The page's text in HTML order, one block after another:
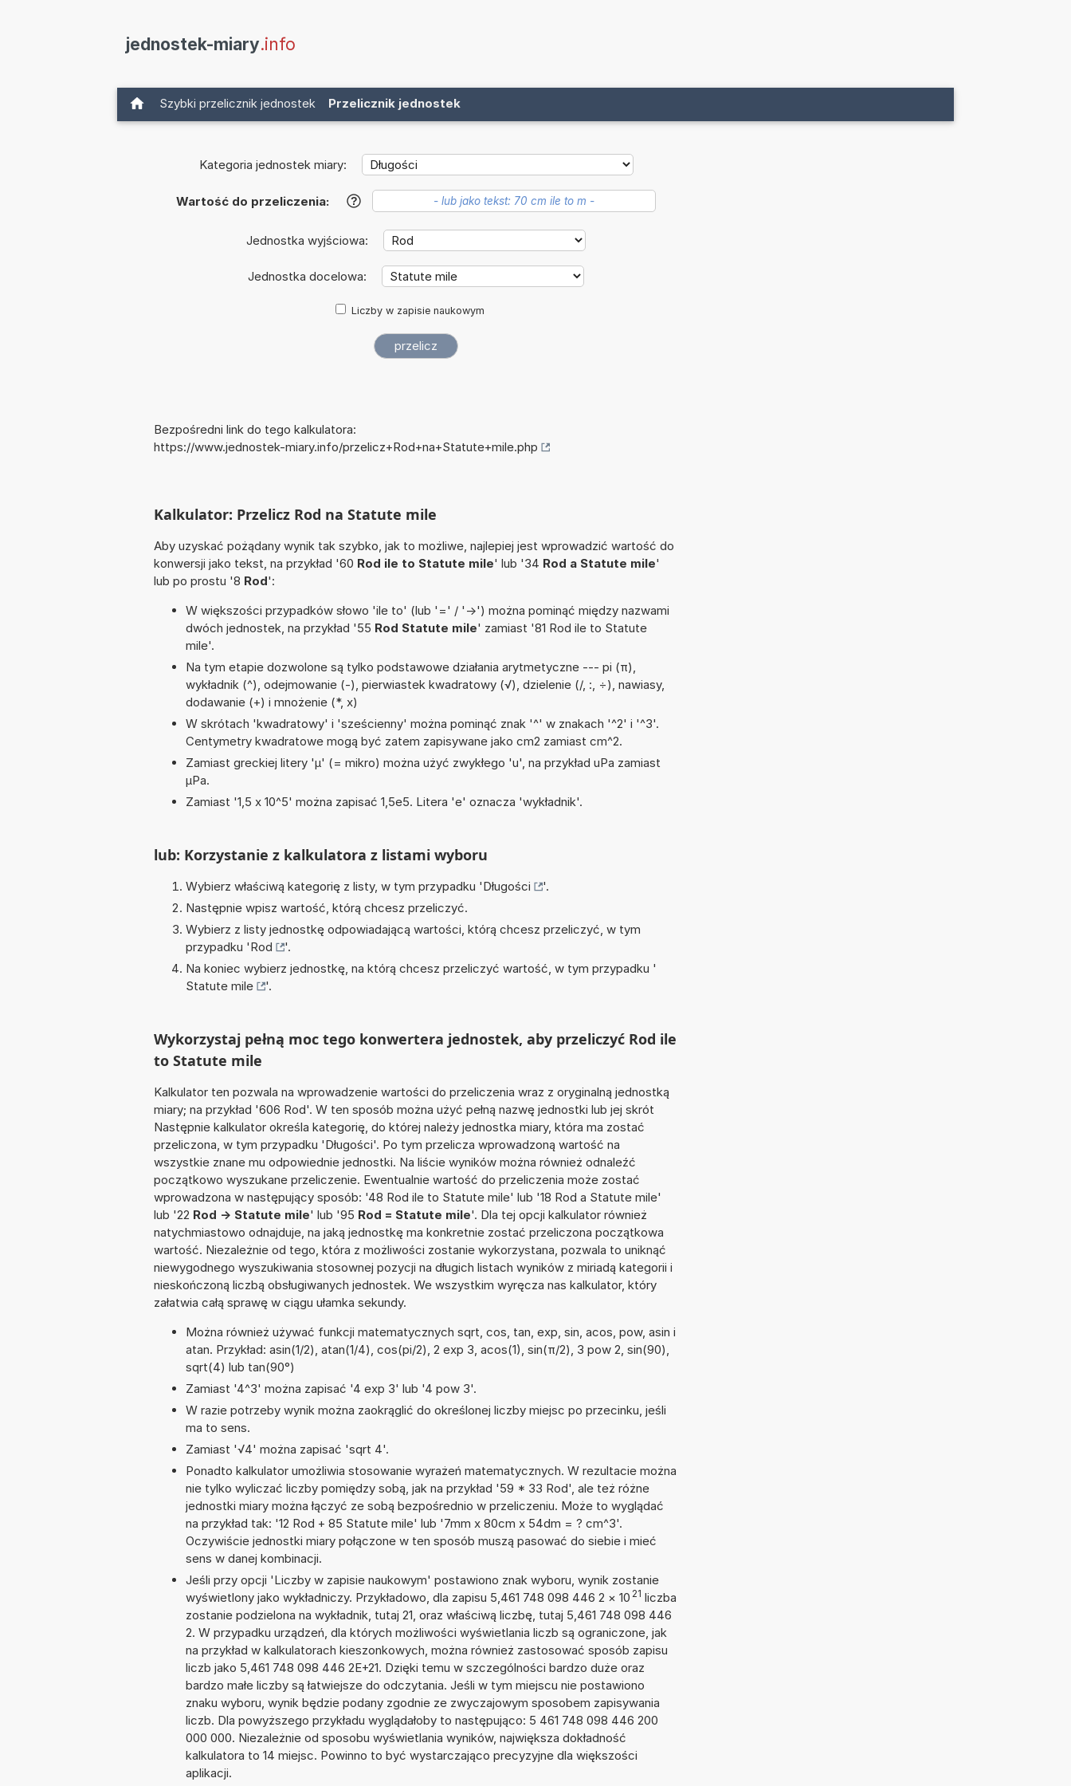
jednostek-miary.info
Szybki przelicznik jednostek Przelicznik jednostek
Kategoria jednostek miary:
Wartość do przeliczenia: ?
Jednostka wyjściowa:
Jednostka docelowa:
Liczby w zapisie naukowym
Bezpośredni link do tego kalkulatora:
https://www.jednostek-miary.info/przelicz+Rod+na+Statute+mile.php
Kalkulator: Przelicz Rod na Statute mile
Aby uzyskać pożądany wynik tak szybko, jak to możliwe, najlepiej jest wprowadzić wartość do
konwersji jako tekst, na przykład '60 Rod ile to Statute mile' lub '34 Rod a Statute mile'
lub po prostu '8 Rod':
W większości przypadków słowo 'ile to' (lub '=' / '->') można pominąć między nazwami
dwóch jednostek, na przykład '55 Rod Statute mile' zamiast '81 Rod ile to Statute
mile'.
Na tym etapie dozwolone są tylko podstawowe działania arytmetyczne --- pi (π),
wykładnik (^), odejmowanie (-), pierwiastek kwadratowy (√), dzielenie (/, :, ÷), nawiasy,
dodawanie (+) i mnożenie (*, x)
W skrótach 'kwadratowy' i 'sześcienny' można pominąć znak '^' w znakach '^2' i '^3'.
Centymetry kwadratowe mogą być zatem zapisywane jako cm2 zamiast cm^2.
Zamiast greckiej litery 'µ' (= mikro) można użyć zwykłego 'u', na przykład uPa zamiast
µPa.
Zamiast '1,5 x 10^5' można zapisać 1,5e5. Litera 'e' oznacza 'wykładnik'.
lub: Korzystanie z kalkulatora z listami wyboru
Wybierz właściwą kategorię z listy, w tym przypadku 'Długości
'.
Następnie wpisz wartość, którą chcesz przeliczyć.
Wybierz z listy jednostkę odpowiadającą wartości, którą chcesz przeliczyć, w tym
przypadku 'Rod
'.
Na koniec wybierz jednostkę, na którą chcesz przeliczyć wartość, w tym przypadku '
Statute mile
'.
Wykorzystaj pełną moc tego konwertera jednostek, aby przeliczyć Rod ile
to Statute mile
Kalkulator ten pozwala na wprowadzenie wartości do przeliczenia wraz z oryginalną jednostką
miary; na przykład '606 Rod'. W ten sposób można użyć pełną nazwę jednostki lub jej skrót
Następnie kalkulator określa kategorię, do której należy jednostka miary, która ma zostać
przeliczona, w tym przypadku 'Długości'. Po tym przelicza wprowadzoną wartość na
wszystkie znane mu odpowiednie jednostki. Na liście wyników można również odnaleźć
początkowo wyszukane przeliczenie. Ewentualnie wartość do przeliczenia może zostać
wprowadzona w następujący sposób: '48 Rod ile to Statute mile' lub '18 Rod a Statute mile'
lub '22 Rod -> Statute mile' lub '95 Rod = Statute mile'. Dla tej opcji kalkulator również
natychmiastowo odnajduje, na jaką jednostkę ma konkretnie zostać przeliczona początkowa
wartość. Niezależnie od tego, która z możliwości zostanie wykorzystana, pozwala to uniknąć
niewygodnego wyszukiwania stosownej pozycji na długich listach wyników z miriadą kategorii i
nieskończoną liczbą obsługiwanych jednostek. We wszystkim wyręcza nas kalkulator, który
załatwia całą sprawę w ciągu ułamka sekundy.
Można również używać funkcji matematycznych sqrt, cos, tan, exp, sin, acos, pow, asin i
atan. Przykład: asin(1/2), atan(1/4), cos(pi/2), 2 exp 3, acos(1), sin(π/2), 3 pow 2, sin(90),
sqrt(4) lub tan(90°)
Zamiast '4^3' można zapisać '4 exp 3' lub '4 pow 3'.
W razie potrzeby wynik można zaokrąglić do określonej liczby miejsc po przecinku, jeśli
ma to sens.
Zamiast '√4' można zapisać 'sqrt 4'.
Ponadto kalkulator umożliwia stosowanie wyrażeń matematycznych. W rezultacie można
nie tylko wyliczać liczby pomiędzy sobą, jak na przykład '59 * 33 Rod', ale też różne
jednostki miary można łączyć ze sobą bezpośrednio w przeliczeniu. Może to wyglądać
na przykład tak: '12 Rod + 85 Statute mile' lub '7mm x 80cm x 54dm = ? cm^3'.
Oczywiście jednostki miary połączone w ten sposób muszą pasować do siebie i mieć
sens w danej kombinacji.
Jeśli przy opcji 'Liczby w zapisie naukowym' postawiono znak wyboru, wynik zostanie
wyświetlony jako wykładniczy. Przykładowo, dla zapisu 5,461 748 098 446 2 × 10 21 liczba
zostanie podzielona na wykładnik, tutaj 21, oraz właściwą liczbę, tutaj 5,461 748 098 446
2. W przypadku urządzeń, dla których możliwości wyświetlania liczb są ograniczone, jak
na przykład w kalkulatorach kieszonkowych, można również zastosować sposób zapisu
liczb jako 5,461 748 098 446 2E+21. Dzięki temu w szczególności bardzo duże oraz
bardzo małe liczby są łatwiejsze do odczytania. Jeśli w tym miejscu nie postawiono
znaku wyboru, wynik będzie podany zgodnie ze zwyczajowym sposobem zapisywania
liczb. Dla powyższego przykładu wyglądałoby to następująco: 5 461 748 098 446 200
000 000. Niezależnie od sposobu wyświetlania wyników, największa dokładność
kalkulatora to 14 miejsc. Powinno to być wystarczająco precyzyjne dla większości
aplikacji.